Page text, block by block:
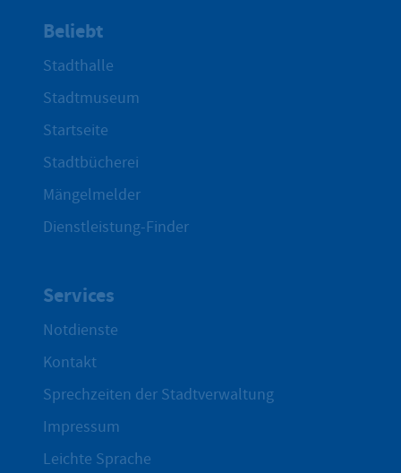
Beliebt
Stadthalle
Stadtmuseum
Startseite
Stadtbücherei
Mängelmelder
Dienstleistung-Finder
Services
Notdienste
Kontakt
Sprechzeiten der Stadtverwaltung
Impressum
Leichte Sprache